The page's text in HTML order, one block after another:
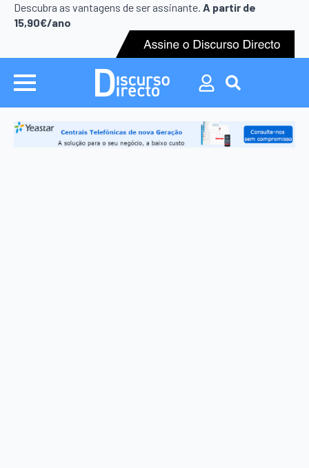
Descubra as vantagens de ser assinante. A partir de
15,90€/ano
Search
for:
Search